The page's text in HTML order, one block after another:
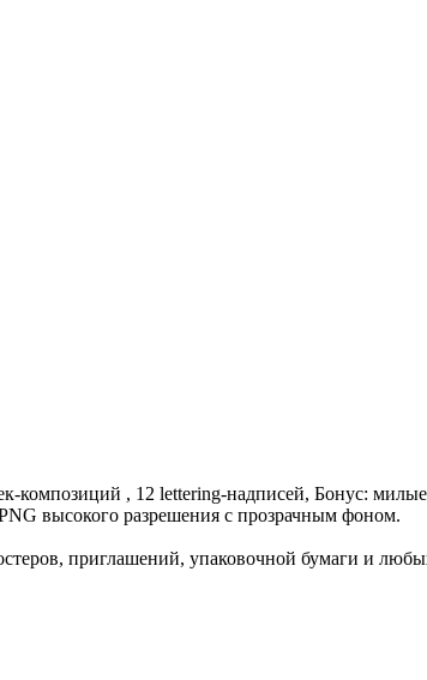
композиций , 12 lettering-надписей, Бонус:
высокого разрешения с прозрачным фоном.
приглашений, упаковочной бумаги и